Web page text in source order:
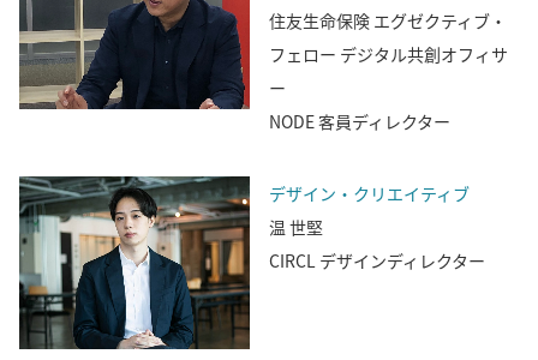
住友生命保険 エグゼクティブ・
フェロー デジタル共創オフィサ
ー
NODE 客員ディレクター
デザイン・クリエイティブ
温 世堅
CIRCL デザインディレクター